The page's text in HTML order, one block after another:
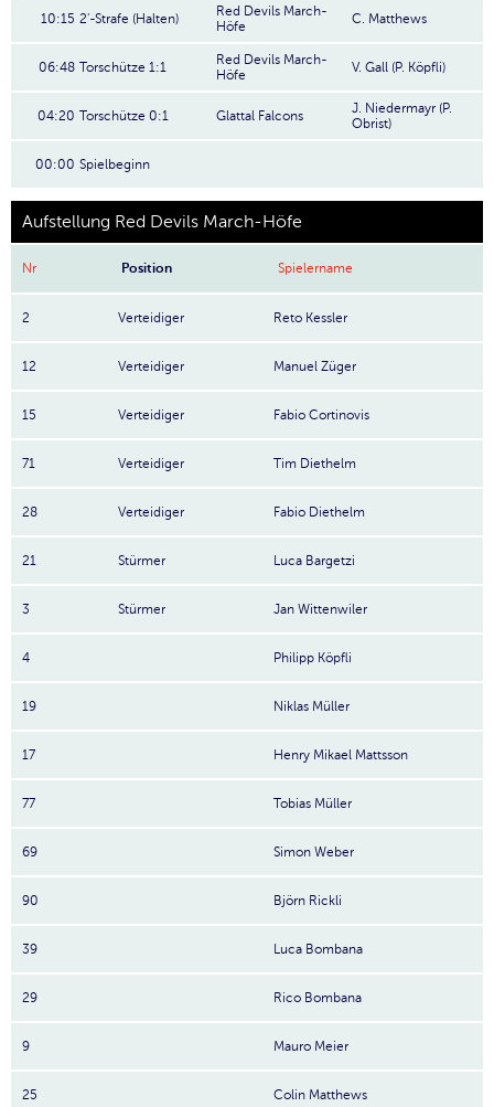
10:15 2'-Strafe (Halten)
Red Devils March-
Höfe
C. Matthews
06:48 Torschütze 1:1
Red Devils March-
Höfe
V. Gall (P. Köpfli)
04:20 Torschütze 0:1 Glattal Falcons
J. Niedermayr (P.
Obrist)
00:00 Spielbeginn
Aufstellung Red Devils March-Höfe
Nr Position Spielername
2 Verteidiger Reto Kessler
12 Verteidiger Manuel Züger
15 Verteidiger Fabio Cortinovis
71 Verteidiger Tim Diethelm
28 Verteidiger Fabio Diethelm
21 Stürmer Luca Bargetzi
3 Stürmer Jan Wittenwiler
4 Philipp Köpfli
19 Niklas Müller
17 Henry Mikael Mattsson
77 Tobias Müller
69 Simon Weber
90 Björn Rickli
39 Luca Bombana
29 Rico Bombana
9 Mauro Meier
25 Colin Matthews